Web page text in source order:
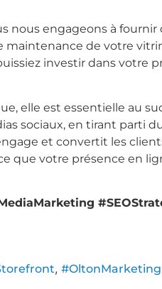
engageons à fournir
maintenance de votre
investir dans votre
elle est essentielle au
sociaux, en tirant parti
et convertit les
que votre présence en
, #OltonMarketing